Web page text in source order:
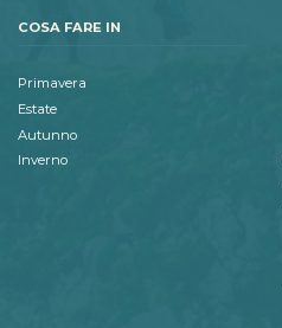
COSA FARE IN
Primavera
Estate
Autunno
Inverno